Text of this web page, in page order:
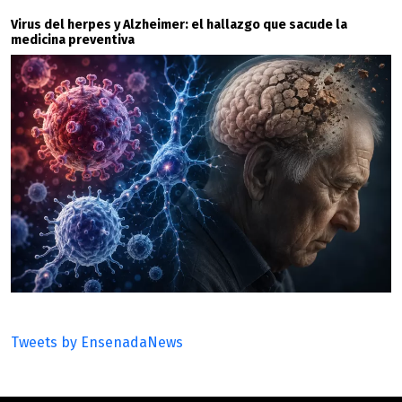
Virus del herpes y Alzheimer: el hallazgo que sacude la
medicina preventiva
Tweets by EnsenadaNews